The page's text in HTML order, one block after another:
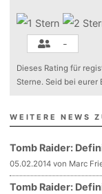
-
Dieses Rating für
Sterne. Seid bei eurer
WEITERE NEWS
Tomb Raider:
05.02.2014 von Marc
Tomb Raider: